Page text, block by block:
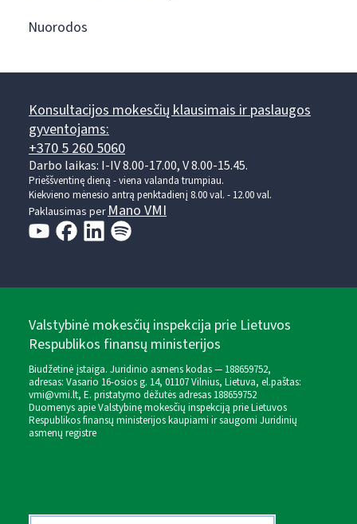
Nuorodos
Konsultacijos mokesčių klausimais ir paslaugos
gyventojams:
+370 5 260 5060
Darbo laikas: I-IV 8.00-17.00, V 8.00-15.45.
Prieššventinę dieną - viena valanda trumpiau.
Kiekvieno mėnesio antrą penktadienį 8.00 val. - 12.00 val.
Paklausimas perMano VMI
Valstybinė mokesčių inspekcija prie Lietuvos
Respublikos finansų ministerijos
Biudžetinė įstaiga. Juridinio asmens kodas — 188659752,
adresas: Vasario 16-osios g. 14, 01107 Vilnius, Lietuva, el.paštas:
vmi@vmi.lt, E. pristatymo dėžutės adresas 188659752
Duomenys apie Valstybinę mokesčių inspekciją prie Lietuvos
Respublikos finansų ministerijos kaupiami ir saugomi Juridinių
asmenų registre